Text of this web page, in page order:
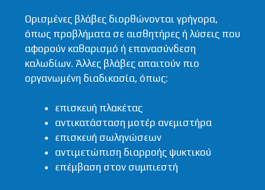
Ορισμένες βλάβες διορθώνονται γρήγορα,
όπως προβλήματα σε αισθητήρες ή λύσεις που
αφορούν καθαρισμό ή επανασύνδεση
καλωδίων. Άλλες βλάβες απαιτούν πιο
οργανωμένη διαδικασία, όπως:
επισκευή πλακέτας
αντικατάσταση μοτέρ ανεμιστήρα
επισκευή σωληνώσεων
αντιμετώπιση διαρροής ψυκτικού
επέμβαση στον συμπιεστή